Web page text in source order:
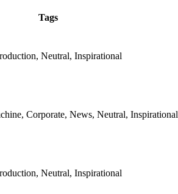
Tags
Neutral, Inspirational
Corporate, News, Neutral, Inspirational
Neutral, Inspirational